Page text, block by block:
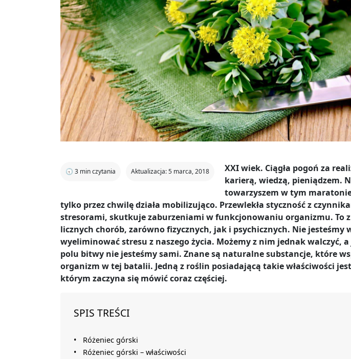
🕣 3 min czytania Aktualizacja: 5 marca, 2018
XXI wiek. Ciągła pogoń za
karierą, wiedzą, pieniądzem.
towarzyszem w tym
tylko przez chwilę działa mobilizująco. Przewlekła styczność z
stresorami, skutkuje zaburzeniami w funkcjonowaniu organizmu. To
licznych chorób, zarówno fizycznych, jak i psychicznych. Nie jesteśmy
wyeliminować stresu z naszego życia. Możemy z nim jednak walczyć,
polu bitwy nie jesteśmy sami. Znane są naturalne substancje, które
organizm w tej batalii. Jedną z roślin posiadającą takie właściwości
którym zaczyna się mówić coraz częściej.
SPIS TREŚCI
Różeniec górski
Różeniec górski – właściwości